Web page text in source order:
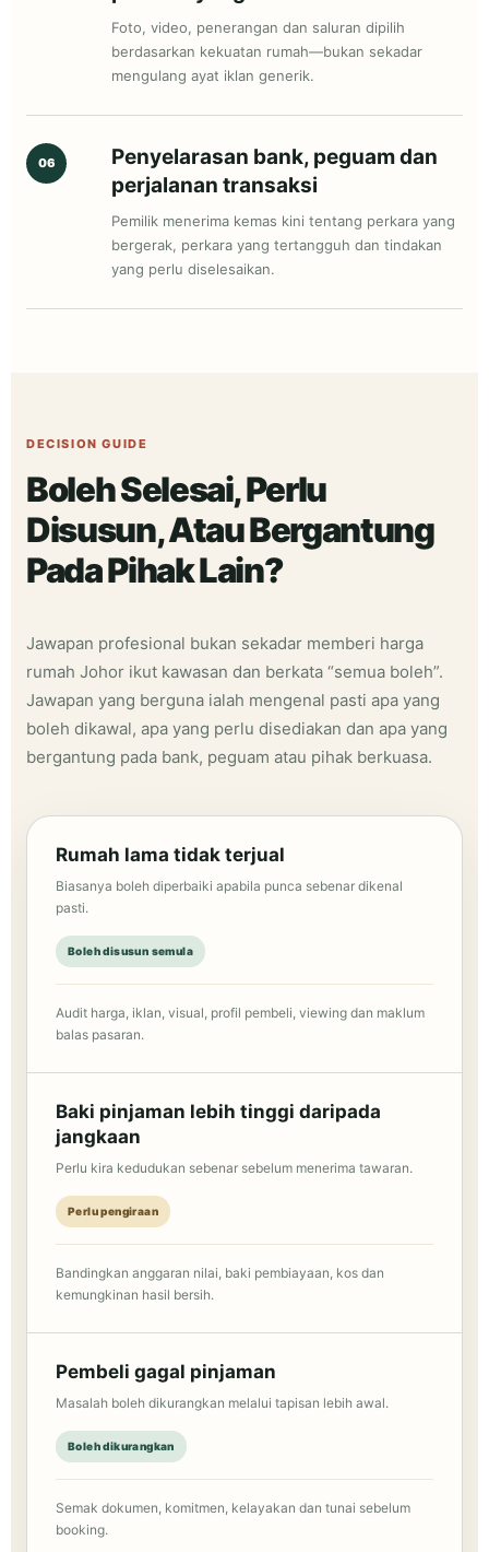
Foto, video, penerangan dan saluran dipilih
berdasarkan kekuatan rumah—bukan sekadar
mengulang ayat iklan generik.
06
Penyelarasan bank, peguam dan
perjalanan transaksi
Pemilik menerima kemas kini tentang perkara yang
bergerak, perkara yang tertangguh dan tindakan
yang perlu diselesaikan.
DECISION GUIDE
Boleh Selesai, Perlu
Disusun, Atau Bergantung
Pada Pihak Lain?
Jawapan profesional bukan sekadar memberi harga
rumah Johor ikut kawasan dan berkata “semua boleh”.
Jawapan yang berguna ialah mengenal pasti apa yang
boleh dikawal, apa yang perlu disediakan dan apa yang
bergantung pada bank, peguam atau pihak berkuasa.
Rumah lama tidak terjual
Biasanya boleh diperbaiki apabila punca sebenar dikenal
pasti.
Boleh disusun semula
Audit harga, iklan, visual, profil pembeli, viewing dan maklum
balas pasaran.
Baki pinjaman lebih tinggi daripada
jangkaan
Perlu kira kedudukan sebenar sebelum menerima tawaran.
Perlu pengiraan
Bandingkan anggaran nilai, baki pembiayaan, kos dan
kemungkinan hasil bersih.
Pembeli gagal pinjaman
Masalah boleh dikurangkan melalui tapisan lebih awal.
Boleh dikurangkan
Semak dokumen, komitmen, kelayakan dan tunai sebelum
booking.